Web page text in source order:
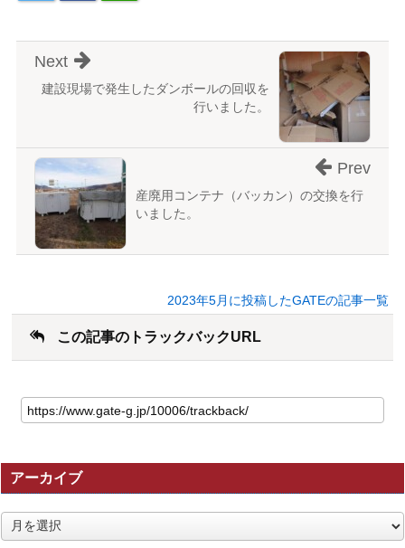
建設現場で発生したダンボールの回収を
行いました。
Next
産廃用コンテナ（バッカン）の交換を行
いました。
Prev
2023年5月に投稿したGATEの記事一覧
この記事のトラックバックURL
の
記
の
ト
ラ
ッ
ク
アーカイブ
ア
ー